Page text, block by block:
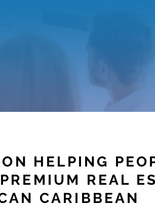
HELPING
REAL
CARIBBEAN